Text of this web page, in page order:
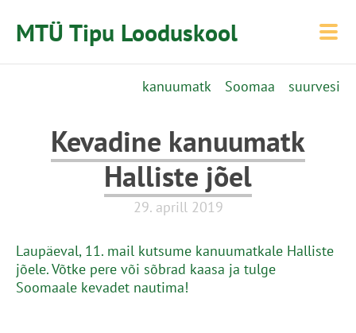
MTÜ Tipu Looduskool
kanuumatk Soomaa suurvesi
Kevadine kanuumatk
Halliste jõel
29. aprill 2019
Laupäeval, 11. mail kutsume kanuumatkale Halliste
jõele. Võtke pere või sõbrad kaasa ja tulge
Soomaale kevadet nautima!